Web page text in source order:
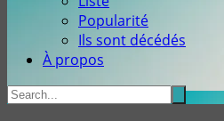
Popularité
Ils sont décédés
À propos